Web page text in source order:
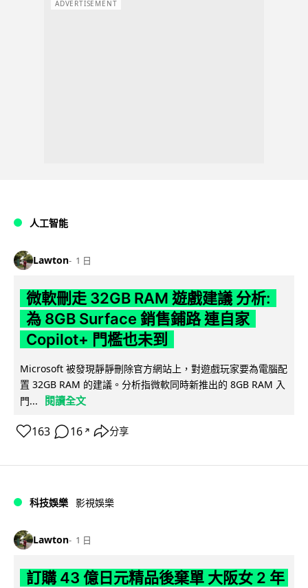
ADVERTISEMENT
人工智能
Lawton 1 日
微軟刪走 32GB RAM 遊戲建議 分析:
為 8GB Surface 銷售鋪路 連自家
Copilot+ 門檻也未到
Microsoft 被發現靜靜刪除官方網站上，對遊戲玩家要為電腦配
置 32GB RAM 的建議。分析指微軟同時新推出的 8GB RAM 入
門...
閱讀全文
163 16 ↗ 分享
科技娛樂 影視娛樂
Lawton 1 日
訂購 43 億日元精品後棄單 大阪女 2 年